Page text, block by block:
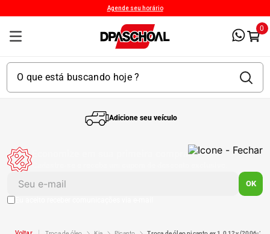
Agende seu horário
0
Adicione seu veículo
Economize em sua primeira compra!
OK
2 º Bproauto